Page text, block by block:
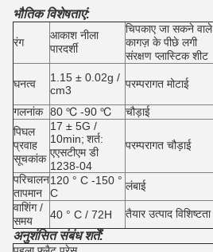
भौतिक विशेषताएं:
रंग
आकाश नीला
पारदर्शी
चिपकाए जा सकने वाले
कागज़ के पीछे लगी
संरक्षण प्लास्टिक शीट
घनत्व
1.15 ± 0.02g /
cm3
परम्परागत मोटाई
गलनांक 80 ℃ -90 ℃ चौड़ाई
पिघल
प्रवाह
सूचकांक
17 ± 5G /
10min; शर्त:
एएसटीएम डी
1238-04
परम्परागत चौड़ाई
परिचालन
तापमान
120 ° C -150 °
C
लंबाई
वाशिंग /
समय
40 ° C / 72H तैयार उत्पाद विशिष्टता
अनुशंसित संबंध शर्तें: